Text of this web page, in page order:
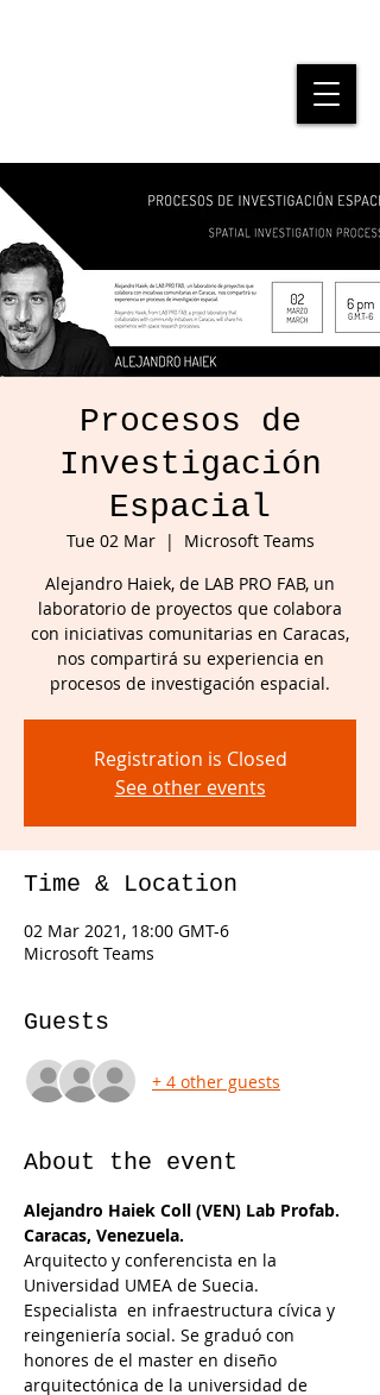
Procesos de
Investigación
Espacial
Tue 02 Mar
  |
Microsoft Teams
Alejandro Haiek, de LAB PRO FAB, un
laboratorio de proyectos que colabora
con iniciativas comunitarias en Caracas,
nos compartirá su experiencia en
procesos de investigación espacial.
Registration is Closed
See other events
Time & Location
02 Mar 2021, 18:00 GMT-6
Microsoft Teams
Guests
+ 4 other guests
About the event
Alejandro Haiek Coll (VEN) Lab Profab.
Caracas, Venezuela.
Arquitecto y conferencista en la
Universidad UMEA de Suecia.
Especialista  en infraestructura cívica y
reingeniería social. Se graduó con
honores de el master en diseño
arquitectónica de la universidad de